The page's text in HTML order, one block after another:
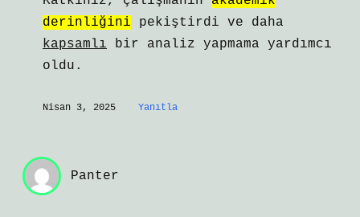
derinliğini pekiştirdi ve daha
kapsamlı bir analiz yapmama yardımcı
oldu.
Nisan 3, 2025 Yanıtla
Panter